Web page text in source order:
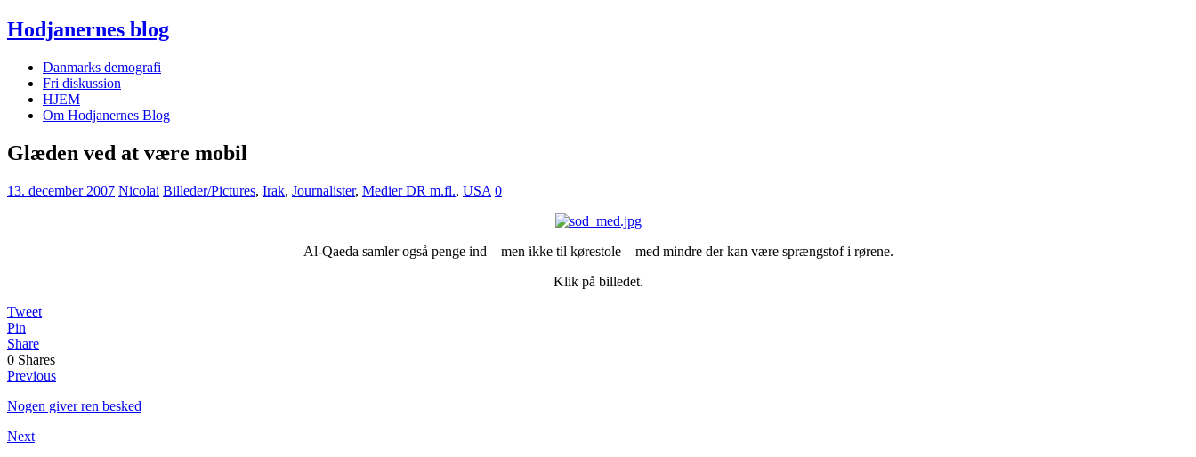
Hodjanernes blog
Danmarks demografi
Fri diskussion
HJEM
Om Hodjanernes Blog
Glæden ved at være mobil
13. december 2007 Nicolai Billeder/Pictures, Irak, Journalister, Medier DR m.fl., USA 0
Al-Qaeda samler også penge ind – men ikke til kørestole – med mindre der kan være sprængstof i rørene.
Klik på billedet.
Tweet
Pin
Share
0 Shares
Previous
Nogen giver ren besked
Next